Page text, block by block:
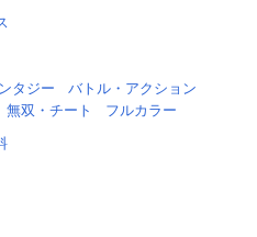
タジー
バトル・アクション
無双・チート フルカラー